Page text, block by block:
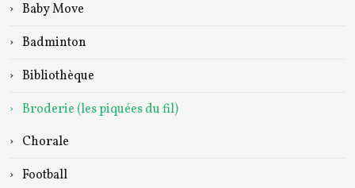
Baby Move
Badminton
Bibliothèque
Broderie (les piquées du fil)
Chorale
Football